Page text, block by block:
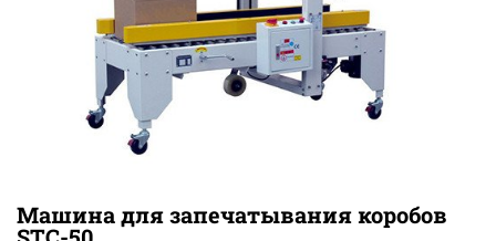
Машина для запечатывания коробов